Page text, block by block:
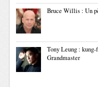
Bruce Willis : Un
Tony Leung :
Grandmaster